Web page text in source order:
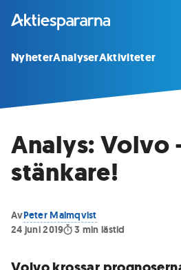
NyheterAnalyserAktiviteter
Analys: Volvo
stänkare!
AvPeter Malmqvist
24 juni 2019
3 min lästid